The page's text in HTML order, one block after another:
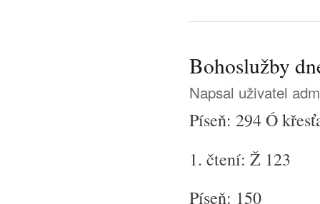
Bohoslužby
Napsal uživatel
Píseň: 294 Ó
1. čtení: Ž 123
Píseň: 150